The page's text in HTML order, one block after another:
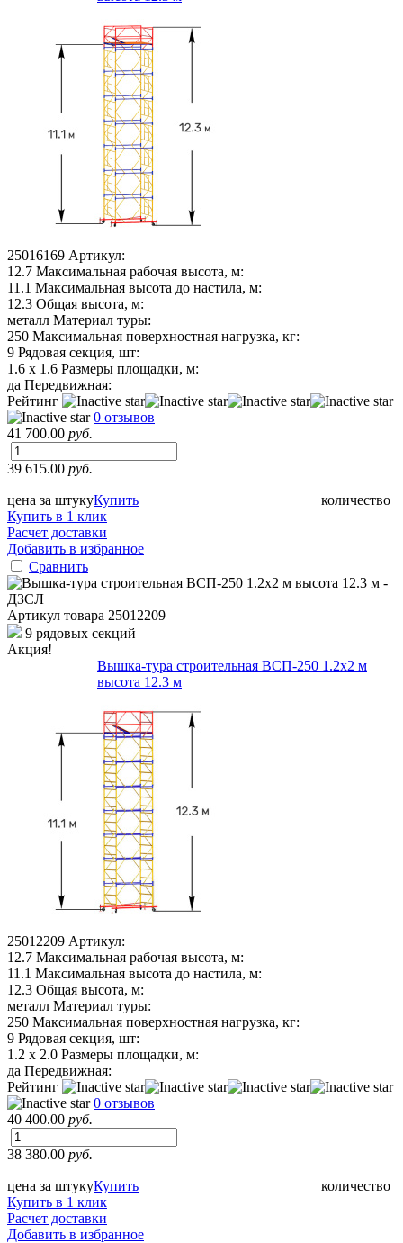
25016169 Артикул:
12.7 Максимальная рабочая высота, м:
11.1 Максимальная высота до настила, м:
12.3 Общая высота, м:
металл Материал туры:
250 Максимальная поверхностная нагрузка, кг:
9 Рядовая секция, шт:
1.6 х 1.6 Размеры площадки, м:
да Передвижная:
Рейтинг
0 отзывов
41 700.00 руб.
39 615.00 руб.
цена за штуку количество
Купить
Купить в 1 клик
Расчет доставки
Добавить в избранное
Сравнить
Артикул товара 25012209
9 рядовых секций
Акция!
Вышка-тура строительная ВСП-250 1.2х2 м
высота 12.3 м
25012209 Артикул:
12.7 Максимальная рабочая высота, м:
11.1 Максимальная высота до настила, м:
12.3 Общая высота, м:
металл Материал туры:
250 Максимальная поверхностная нагрузка, кг:
9 Рядовая секция, шт:
1.2 х 2.0 Размеры площадки, м:
да Передвижная:
Рейтинг
0 отзывов
40 400.00 руб.
38 380.00 руб.
цена за штуку количество
Купить
Купить в 1 клик
Расчет доставки
Добавить в избранное